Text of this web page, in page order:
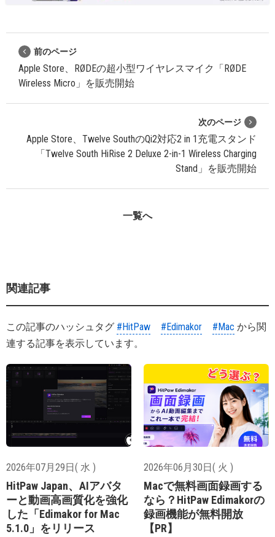
前のページ
Apple Store、RØDEの超小型ワイヤレスマイク「RØDE
Wireless Micro」を販売開始
次のページ
Apple Store、Twelve SouthのQi2対応2 in 1充電スタンド
「Twelve South HiRise 2 Deluxe 2-in-1 Wireless Charging
Stand」を販売開始
一覧へ
関連記事
この記事のハッシュタグ #HitPaw #Edimakor #Mac から関
連する記事を表示しています。
2026年07月29日( 水 )
HitPaw Japan、AIアバタ
ーと動画高画質化を強化
した「Edimakor for Mac
5.1.0」をリリース
2026年06月30日( 火 )
Macで無料画面録画する
なら？HitPaw Edimakorの
録画機能が無料開放
【PR】